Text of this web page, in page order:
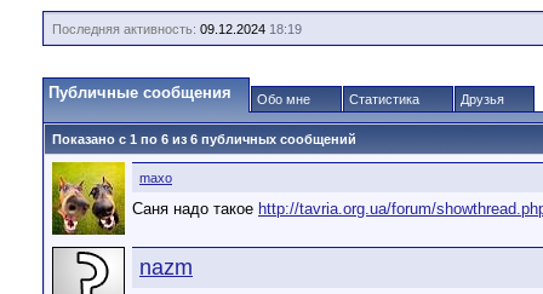
Последняя активность: 09.12.2024 18:19
Публичные сообщения Обо мне Статистика Друзья
Показано с 1 по 6 из 6 публичных сообщений
maxo
Саня надо такое http://tavria.org.ua/forum/
nazm